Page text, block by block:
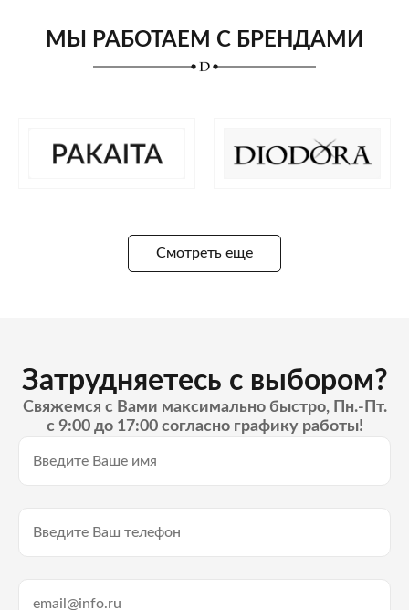
МЫ РАБОТАЕМ С БРЕНДАМИ
Смотреть еще
Затрудняетесь с выбором?
Свяжемся с Вами максимально быстро, Пн.-Пт.
с 9:00 до 17:00 согласно графику работы!